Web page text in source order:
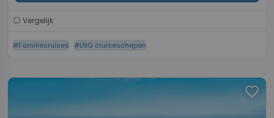
Vergelijk
#Familiecruises #LNG cruiseschepen
favorite